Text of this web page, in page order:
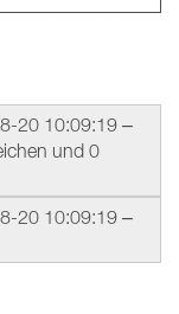
20 10:09:19 –
und 0
20 10:09:19 –